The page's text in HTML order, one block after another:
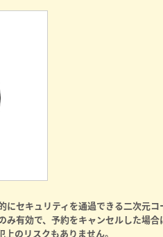
セキュリティを通過できる二次元コ
有効で、予約をキャンセルした場合
のリスクもありません。